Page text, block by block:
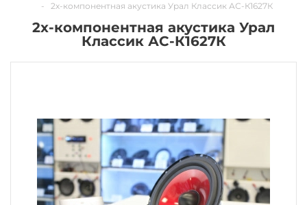
-
2х-компонентная акустика Урал Классик АС-К1627К
2х-компонентная акустика Урал
Классик АС-К1627К